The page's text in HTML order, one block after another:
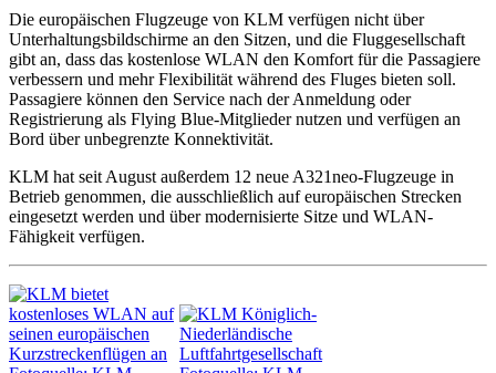
Die europäischen Flugzeuge von KLM verfügen nicht über
Unterhaltungsbildschirme an den Sitzen, und die Fluggesellschaft
gibt an, dass das kostenlose WLAN den Komfort für die Passagiere
verbessern und mehr Flexibilität während des Fluges bieten soll.
Passagiere können den Service nach der Anmeldung oder
Registrierung als Flying Blue-Mitglieder nutzen und verfügen an
Bord über unbegrenzte Konnektivität.
KLM hat seit August außerdem 12 neue A321neo-Flugzeuge in
Betrieb genommen, die ausschließlich auf europäischen Strecken
eingesetzt werden und über modernisierte Sitze und WLAN-
Fähigkeit verfügen.